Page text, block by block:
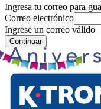
Ingresa tu correo para
Correo electrónico
Ingrese un correo válido
Continuar